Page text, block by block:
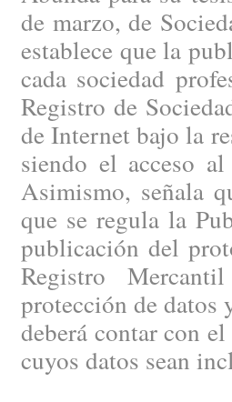
de marzo, de
establece que la
cada sociedad
Registro de
de Internet bajo la
siendo el acceso
Asimismo, señala
que se regula la
publicación del
Registro
protección de datos
deberá contar con
cuyos datos sean